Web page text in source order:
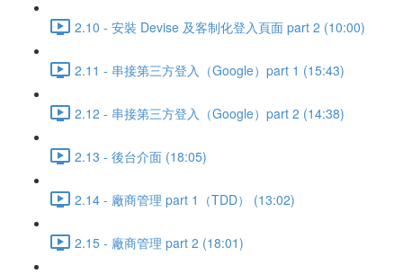
2.10 - 安裝 Devise 及客制化登入頁面 part 2 (10:00)
2.11 - 串接第三方登入（Google）part 1 (15:43)
2.12 - 串接第三方登入（Google）part 2 (14:38)
2.13 - 後台介面 (18:05)
2.14 - 廠商管理 part 1（TDD） (13:02)
2.15 - 廠商管理 part 2 (18:01)